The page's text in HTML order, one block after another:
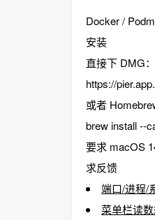
Docker /
安装
直接下 DMG：
https://
或者
brew install --
要求 macOS
求反馈
端口/进程/
菜单栏读数